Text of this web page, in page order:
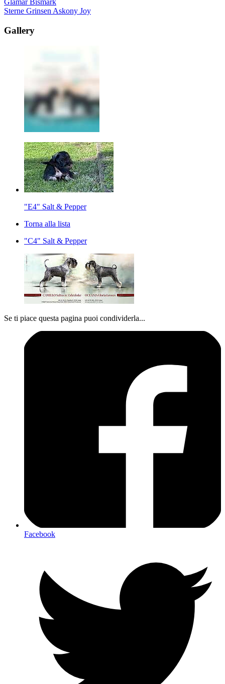
Glamar Bismark
Sterne Grinsen Askony Joy
Gallery
"E4" Salt & Pepper
Torna alla lista
"C4" Salt & Pepper
Se ti piace questa pagina puoi condividerla...
Facebook